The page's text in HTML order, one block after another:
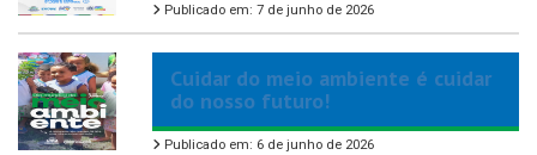
Publicado em: 7 de junho de 2026
Cuidar do meio ambiente é cuidar
do nosso futuro!
Publicado em: 6 de junho de 2026